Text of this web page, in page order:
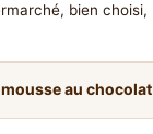
bien
au